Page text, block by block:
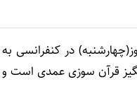
در
قرآن سوزی عمدی